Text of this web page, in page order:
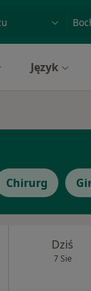
Język
Chirurg
Dziś
7 Sie